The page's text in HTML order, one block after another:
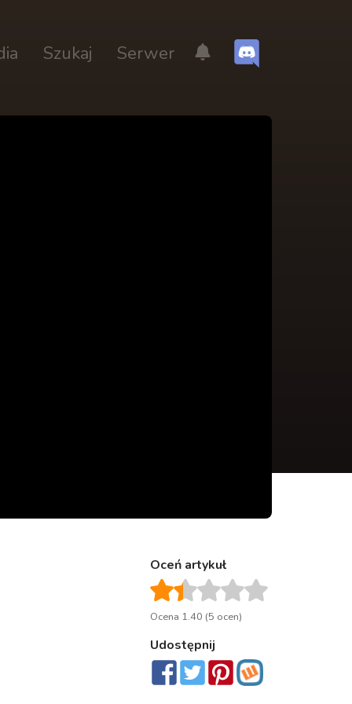
Szukaj Serwer
Oceń artykuł
Ocena 1.40 (5 ocen)
Udostępnij